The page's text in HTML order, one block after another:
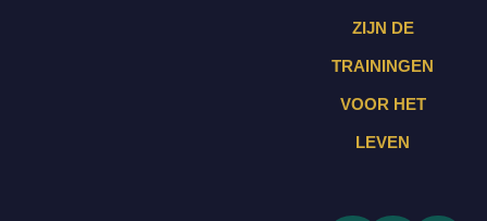
ZIJN DE
TRAININGEN
VOOR HET
LEVEN